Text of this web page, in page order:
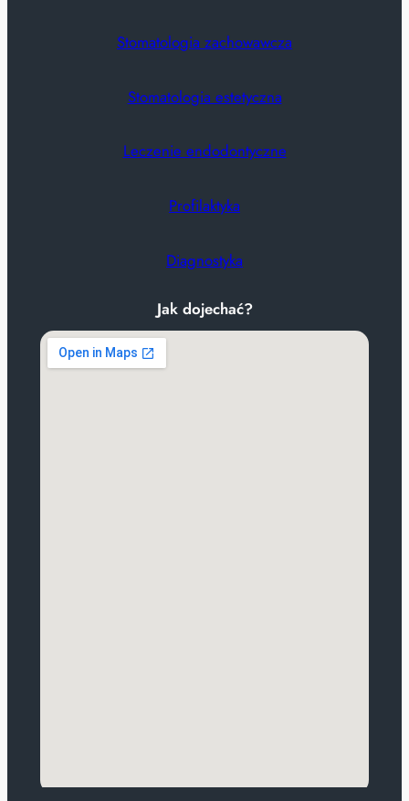
Stomatologia zachowawcza
Stomatologia estetyczna
Leczenie endodontyczne
Profilaktyka
Diagnostyka
Jak dojechać?